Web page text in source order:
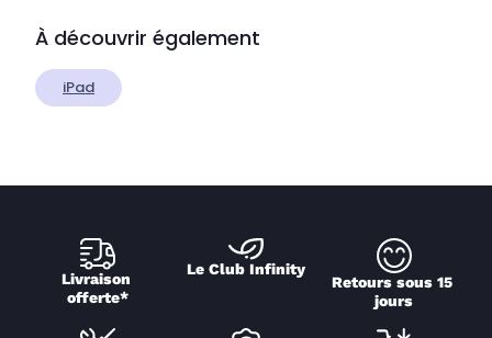
À découvrir également
iPad
Livraison
offerte*
Le Club Infinity
Retours sous 15
jours